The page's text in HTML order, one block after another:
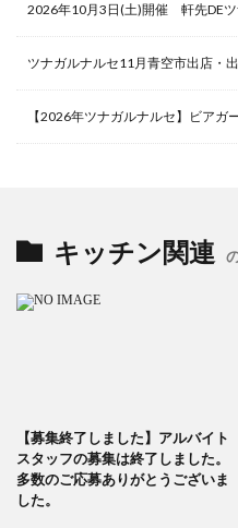
2026年10月3日(土)開催 軒先DE
ツナガルナルセ11月青空市出店・
【2026年ツナガルナルセ】ビア
キッチン関連
【募集終了しました】アルバイト
スタッフの募集は終了しました。
多数のご応募ありがとうございま
した。